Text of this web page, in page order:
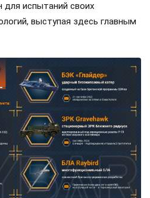
для испытаний своих
выступая здесь главным